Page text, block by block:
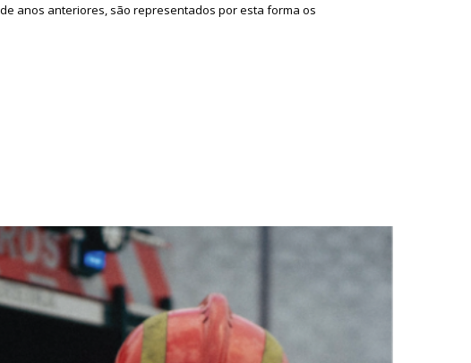
anos anteriores, são representados por esta forma os